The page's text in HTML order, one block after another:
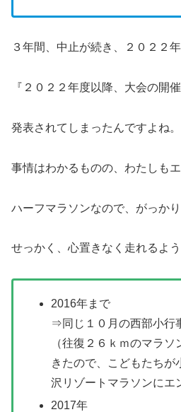
３年間、中止が続き、２０２２
『２０２２年度以降、⼤会の開
発表されてしまったんですよね。
事情はわかるものの、わたしも
ハーフマラソンなので、がっかり
せっかく、心置きなく走れるよう
2016年まで
⇒同じ１０月の西部小
（往復２６ｋｍのマラ
きたので、こどもたちが
沢リゾートマラソンにエ
2017年